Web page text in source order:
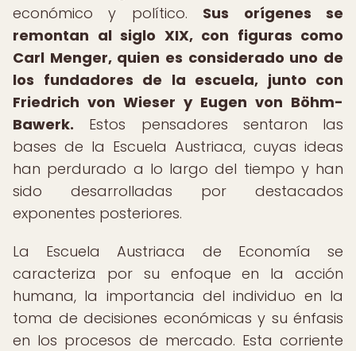
económico y político. Sus orígenes se
remontan al siglo XIX, con figuras como
Carl Menger, quien es considerado uno de
los fundadores de la escuela, junto con
Friedrich von Wieser y Eugen von Böhm-
Bawerk. Estos pensadores sentaron las
bases de la Escuela Austriaca, cuyas ideas
han perdurado a lo largo del tiempo y han
sido desarrolladas por destacados
exponentes posteriores.
La Escuela Austriaca de Economía se
caracteriza por su enfoque en la acción
humana, la importancia del individuo en la
toma de decisiones económicas y su énfasis
en los procesos de mercado. Esta corriente